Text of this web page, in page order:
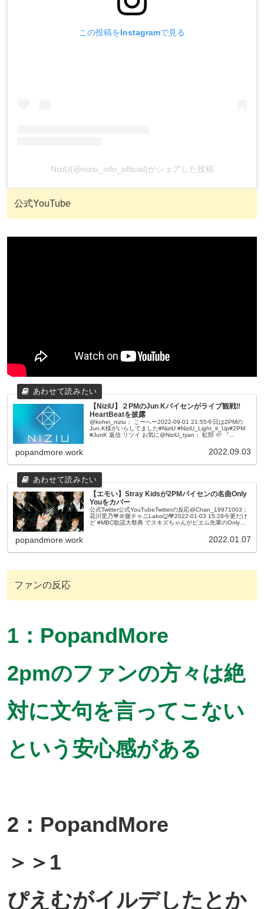
この投稿をInstagramで見る
NiziU(@niziu_info_official)がシェアした投稿
公式YouTube
【NiziU】２PMのJun Kパイセンがライブ観戦‼
HeartBeatを披露
@kohei_niziu： こーへー2022-09-01 21:55今日は2PMの
Jun.K様がいらしてました#NiziU #NiziU_Light_it_Up#2PM
#JunK 返信 リツイ お気に@NiziU_tyan： 虹郎 🦥 『...
popandmore.work 2022.09.03
【エモい】Stray Kidsが2PMパイセンの名曲Only
Youをカバー
公式Twitter公式YouTubeTwitterの反応@Chan_19971003：
花川里乃💙＠腹チャニLabo🐺💙2022-01-03 15:28今更だけ
ど #MBC歌謡大祭典 でスキズちゃんがピエム先輩のOnly
popandmore.work 2022.01.07
ファンの反応
1：PopandMore
2pmのファンの方々は絶
対に文句を言ってこない
という安心感がある
2：PopandMore
＞＞1
ぴえむがイルデしたとか